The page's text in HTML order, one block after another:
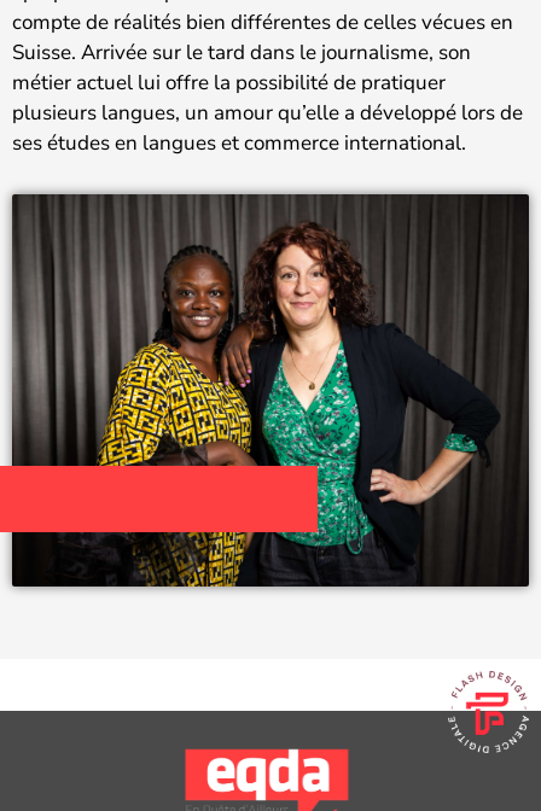
compte de réalités bien différentes de celles vécues en
Suisse. Arrivée sur le tard dans le journalisme, son
métier actuel lui offre la possibilité de pratiquer
plusieurs langues, un amour qu’elle a développé lors de
ses études en langues et commerce international.